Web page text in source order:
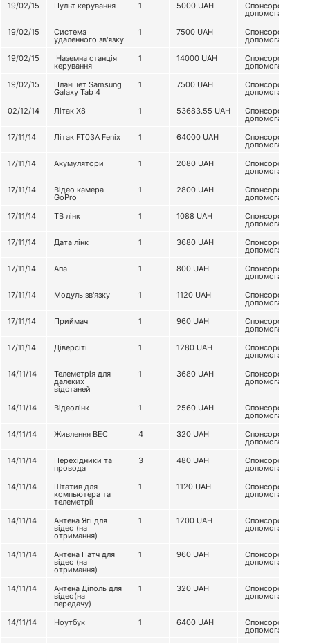
19/02/15
Пульт керування 1 5000 UAH Спонсорська
допомога
19/02/15
Система
удаленного зв'язку
1 7500 UAH Спонсорська
допомога
19/02/15
Наземна станція
керування
1 14000 UAH Спонсорська
допомога
19/02/15
Планшет Samsung
Galaxy Tab 4
1 7500 UAH Спонсорська
допомога
02/12/14
Літак Х8 1 53683.55 UAH Спонсорська
допомога
17/11/14
Літак FT03A Fenix 1 64000 UAH Спонсорська
допомога
17/11/14
Акумулятори 1 2080 UAH Спонсорська
допомога
17/11/14
Відео камера
GoPro
1 2800 UAH Спонсорська
допомога
17/11/14
ТВ лінк 1 1088 UAH Спонсорська
допомога
17/11/14
Дата лінк 1 3680 UAH Спонсорська
допомога
17/11/14
Апа 1 800 UAH Спонсорська
допомога
17/11/14
Модуль зв'язку 1 1120 UAH Спонсорська
допомога
17/11/14
Приймач 1 960 UAH Спонсорська
допомога
17/11/14
Діверсіті 1 1280 UAH Спонсорська
допомога
14/11/14
Телеметрія для
далеких
відстаней
1 3680 UAH Спонсорська
допомога
14/11/14 Відеолінк 1 2560 UAH Спонсорська
допомога
14/11/14
Живлення ВЕС 4 320 UAH Спонсорська
допомога
14/11/14
Перехідники та
провода
3 480 UAH Спонсорська
допомога
14/11/14
Штатив для
компьютера та
телеметрії
1 1120 UAH Спонсорська
допомога
14/11/14 Антена Ягі для
відео (на
отримання)
1 1200 UAH Спонсорська
допомога
14/11/14 Антена Патч для
відео (на
отримання)
1 960 UAH Спонсорська
допомога
14/11/14 Антена Діполь для
відео(на
передачу)
1 320 UAH Спонсорська
допомога
14/11/14 Ноутбук 1 6400 UAH Спонсорська
допомога